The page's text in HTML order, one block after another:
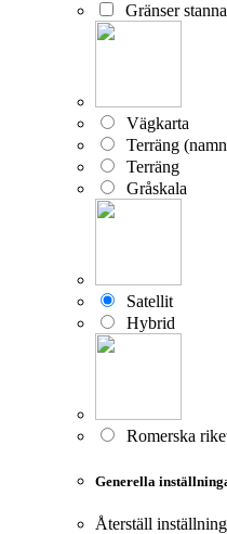
Gränser
Vägkarta
Terräng
Terräng
Gråskala
Satellit
Hybrid
Romerska
Generella
Återställ